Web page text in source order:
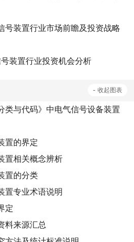
号装置行业市场前瞻及投资战略
装置行业投资机会分析
- 收起图表
类与代码》中电气信号设备装置
置的界定
置相关概念辨析
置的分类
置专业术语说明
定
料来源汇总